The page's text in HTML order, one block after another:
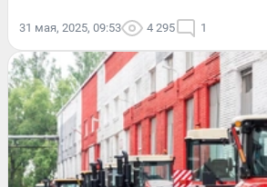
31 мая, 2025, 09:53 4 295 1